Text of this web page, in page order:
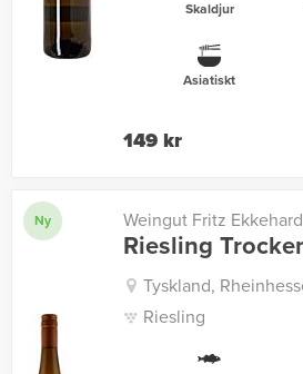
Skaldjur
Asiatiskt
149 kr
Ny Weingut Fritz
Riesling
Tyskland,
Riesling